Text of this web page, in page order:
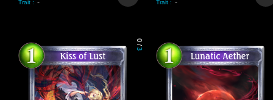
Trait : - Trait : -
0
/
3